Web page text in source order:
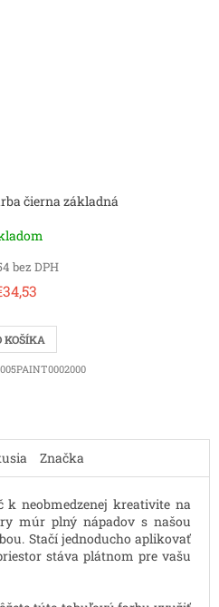
čierna základná
bez DPH
KOŠÍKA
Značka
neobmedzenej kreativite na
múr plný nápadov s našou
Stačí jednoducho aplikovať
stáva plátnom pre vašu